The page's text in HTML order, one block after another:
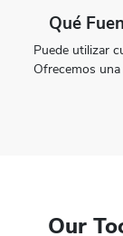
Qué
Puede utilizar
Ofrecemos
Our